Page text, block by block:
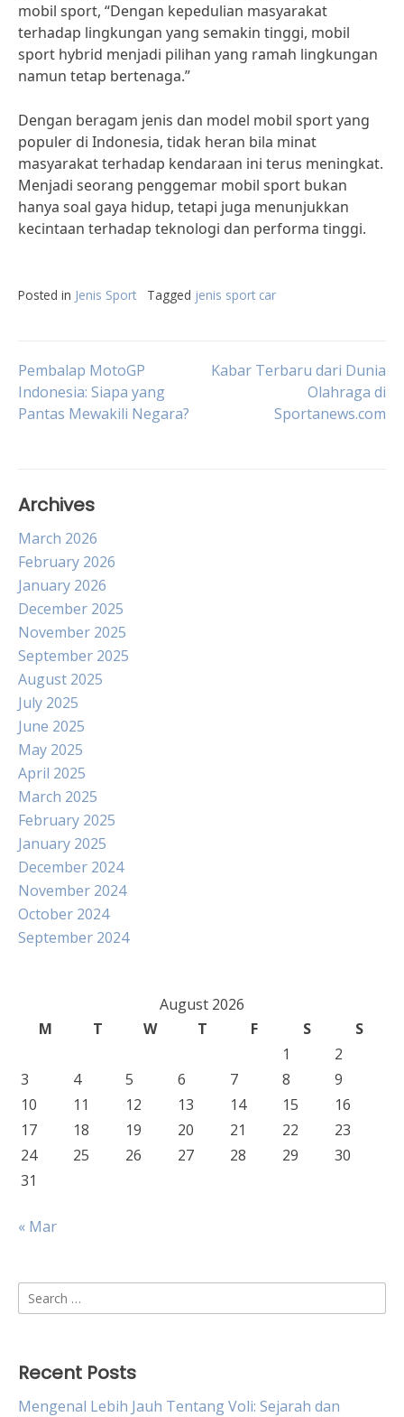
mobil sport, “Dengan kepedulian masyarakat
terhadap lingkungan yang semakin tinggi, mobil
sport hybrid menjadi pilihan yang ramah lingkungan
namun tetap bertenaga.”
Dengan beragam jenis dan model mobil sport yang
populer di Indonesia, tidak heran bila minat
masyarakat terhadap kendaraan ini terus meningkat.
Menjadi seorang penggemar mobil sport bukan
hanya soal gaya hidup, tetapi juga menunjukkan
kecintaan terhadap teknologi dan performa tinggi.
Posted in Jenis Sport Tagged jenis sport car
Post
navigation
Pembalap MotoGP
Indonesia: Siapa yang
Pantas Mewakili Negara?
Kabar Terbaru dari Dunia
Olahraga di
Sportanews.com
Archives
March 2026
February 2026
January 2026
December 2025
November 2025
September 2025
August 2025
July 2025
June 2025
May 2025
April 2025
March 2025
February 2025
January 2025
December 2024
November 2024
October 2024
September 2024
August 2026
M
T W T F S
S
1
2
3
4 5 6 7 8
9
10
11 12 13 14 15
16
17
18 19 20 21 22
23
24
25 26 27 28 29
30
31
« Mar
Search
for:
Recent Posts
Mengenal Lebih Jauh Tentang Voli: Sejarah dan